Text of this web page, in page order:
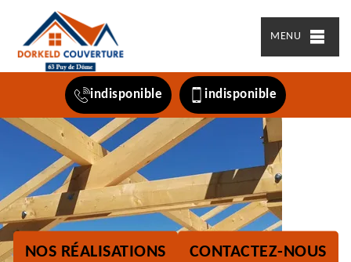
MENU
indisponible indisponible
NOS RÉALISATIONS CONTACTEZ-NOUS